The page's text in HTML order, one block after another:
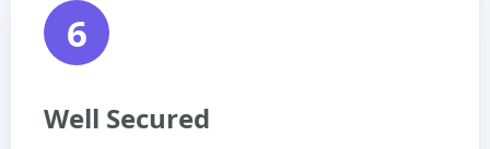
6
Well Secured